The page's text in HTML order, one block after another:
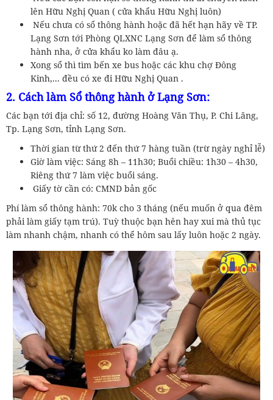
lên Hữu Nghị Quan ( cửa khẩu Hữu Nghị luôn)
Nếu chưa có sổ thông hành hoặc đã hết hạn hãy về TP.
Lạng Sơn tới Phòng QLXNC Lạng Sơn để làm sổ thông
hành nha, ở cửa khẩu ko làm đâu ạ.
Xong sổ thì tìm bến xe bus hoặc các khu chợ Đông
Kinh,... đều có xe đi Hữu Nghị Quan .
2. Cách làm Sổ thông hành ở Lạng Sơn:
Các bạn tới địa chỉ: số 12, đường Hoàng Văn Thụ, P. Chi Lăng,
Tp. Lạng Sơn, tỉnh Lạng Sơn.
Thời gian từ thứ 2 đến thứ 7 hàng tuần (trừ ngày nghỉ lễ)
Giờ làm việc: Sáng 8h – 11h30; Buổi chiều: 1h30 – 4h30,
Riêng thứ 7 làm việc buổi sáng.
Giấy tờ cần có: CMND bản gốc
Phí làm sổ thông hành: 70k cho 3 tháng (nếu muốn ở qua đêm
phải làm giấy tạm trú). Tuỳ thuộc bạn hên hay xui mà thủ tục
làm nhanh chậm, nhanh có thể hôm sau lấy luôn hoặc 2 ngày.